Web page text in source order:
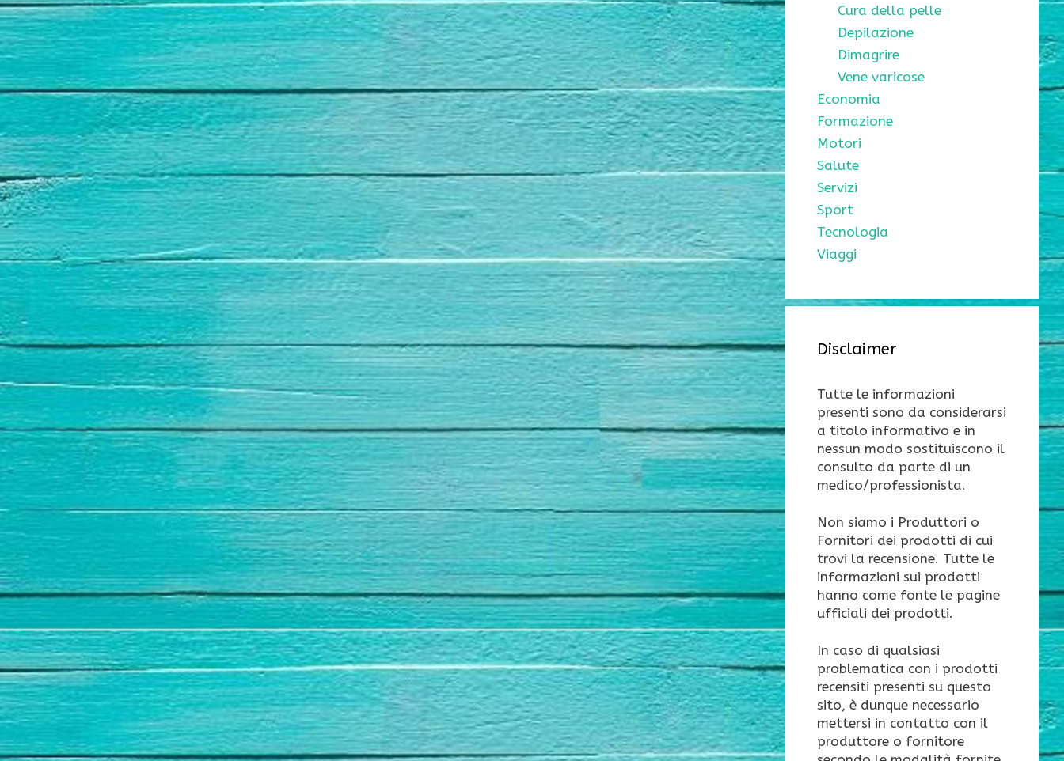
Cura della pelle
Depilazione
Dimagrire
Vene varicose
Economia
Formazione
Motori
Salute
Servizi
Sport
Tecnologia
Viaggi
Disclaimer
Tutte le informazioni
presenti sono da considerarsi
a titolo informativo e in
nessun modo sostituiscono il
consulto da parte di un
medico/professionista.
Non siamo i Produttori o
Fornitori dei prodotti di cui
trovi la recensione. Tutte le
informazioni sui prodotti
hanno come fonte le pagine
ufficiali dei prodotti.
In caso di qualsiasi
problematica con i prodotti
recensiti presenti su questo
sito, è dunque necessario
mettersi in contatto con il
produttore o fornitore